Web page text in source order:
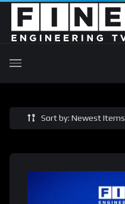
Sort by: Newest Items